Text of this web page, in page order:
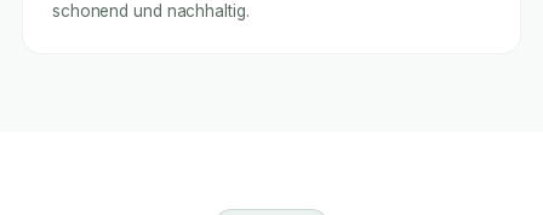
schonend und nachhaltig.